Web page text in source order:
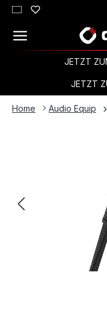
Zum Hauptinhalt
JETZT
JETZT
Home Audio Equip